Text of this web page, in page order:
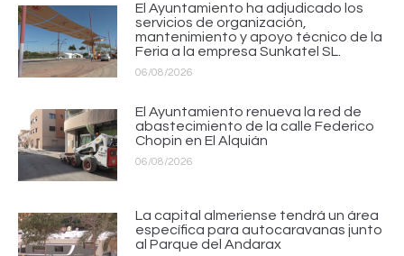
El Ayuntamiento ha adjudicado los
servicios de organización,
mantenimiento y apoyo técnico de la
Feria a la empresa Sunkatel SL.
06/08/2026
El Ayuntamiento renueva la red de
abastecimiento de la calle Federico
Chopin en El Alquián
06/08/2026
La capital almeriense tendrá un área
específica para autocaravanas junto
al Parque del Andarax